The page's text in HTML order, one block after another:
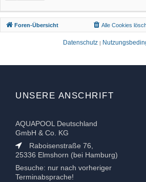
Foren-Übersicht Alle Cookies
Datenschutz |
UNSERE ANSCHRIFT
AQUAPOOL Deutschland
GmbH & Co. KG
Raboisenstraße 76,
25336 Elmshorn (bei Hamburg)
Besuche: nur nach vorheriger
Terminabsprache!